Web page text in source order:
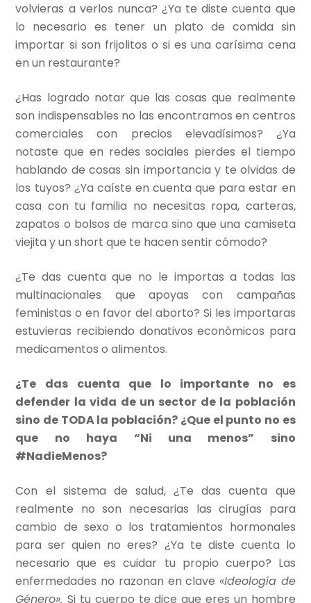
volvieras a verlos nunca? ¿Ya te diste cuenta que
lo necesario es tener un plato de comida sin
importar si son frijolitos o si es una carísima cena
en un restaurante?
¿Has logrado notar que las cosas que realmente
son indispensables no las encontramos en centros
comerciales con precios elevadísimos? ¿Ya
notaste que en redes sociales pierdes el tiempo
hablando de cosas sin importancia y te olvidas de
los tuyos? ¿Ya caíste en cuenta que para estar en
casa con tu familia no necesitas ropa, carteras,
zapatos o bolsos de marca sino que una camiseta
viejita y un short que te hacen sentir cómodo?
¿Te das cuenta que no le importas a todas las
multinacionales que apoyas con campañas
feministas o en favor del aborto? Si les importaras
estuvieras recibiendo donativos económicos para
medicamentos o alimentos.
¿Te das cuenta que lo importante no es
defender la vida de un sector de la población
sino de TODA la población? ¿Que el punto no es
que no haya “Ni una menos” sino
#NadieMenos?
Con el sistema de salud, ¿Te das cuenta que
realmente no son necesarias las cirugías para
cambio de sexo o los tratamientos hormonales
para ser quien no eres? ¿Ya te diste cuenta lo
necesario que es cuidar tu propio cuerpo? Las
enfermedades no razonan en clave «Ideología de
Género».Si tu cuerpo te dice que eres un hombre